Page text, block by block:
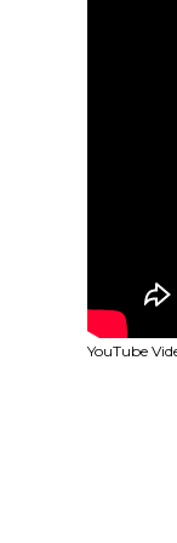
YouTube